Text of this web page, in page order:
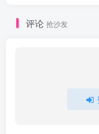
评论 抢沙发